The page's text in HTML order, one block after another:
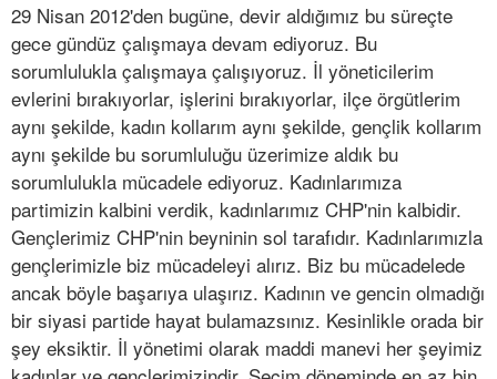
29 Nisan 2012'den bugüne, devir aldığımız bu süreçte
gece gündüz çalışmaya devam ediyoruz. Bu
sorumlulukla çalışmaya çalışıyoruz. İl yöneticilerim
evlerini bırakıyorlar, işlerini bırakıyorlar, ilçe örgütlerim
aynı şekilde, kadın kollarım aynı şekilde, gençlik kollarım
aynı şekilde bu sorumluluğu üzerimize aldık bu
sorumlulukla mücadele ediyoruz. Kadınlarımıza
partimizin kalbini verdik, kadınlarımız CHP'nin kalbidir.
Gençlerimiz CHP'nin beyninin sol tarafıdır. Kadınlarımızla
gençlerimizle biz mücadeleyi alırız. Biz bu mücadelede
ancak böyle başarıya ulaşırız. Kadının ve gencin olmadığı
bir siyasi partide hayat bulamazsınız. Kesinlikle orada bir
şey eksiktir. İl yönetimi olarak maddi manevi her şeyimiz